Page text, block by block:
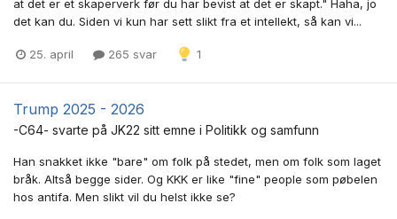
at det er et skaperverk før du har bevist at det er skapt." Haha, jo
det kan du. Siden vi kun har sett slikt fra et intellekt, så kan vi...
25. april 265 svar 1
Trump 2025 - 2026
-C64- svarte på JK22 sitt emne i Politikk og samfunn
Han snakket ikke "bare" om folk på stedet, men om folk som laget
bråk. Altså begge sider. Og KKK er like "fine" people som pøbelen
hos antifa. Men slikt vil du helst ikke se?